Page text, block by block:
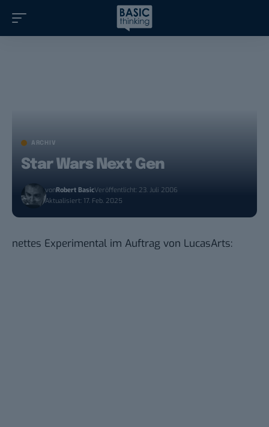
ARCHIV
Star Wars Next Gen
vonRobert BasicVeröffentlicht: 23. Juli 2006
Aktualisiert: 17. Feb. 2025
nettes Experimental im Auftrag von LucasArts: